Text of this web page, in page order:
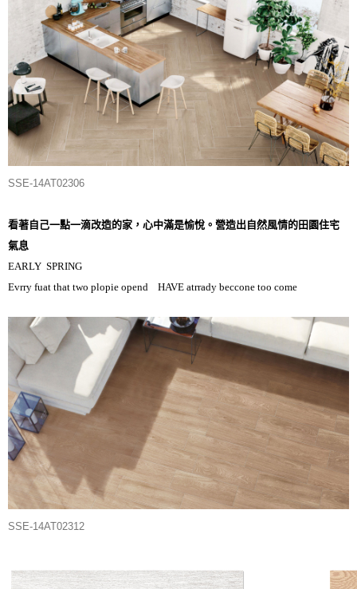
SSE-14AT02306
看著自己一點一滴改造的家，心中滿是愉悅。營造出自然風情的田園住宅
氣息
EARLY SPRING
Evrry fuat that two plopie opend HAVE atrrady beccone too come
SSE-14AT02312